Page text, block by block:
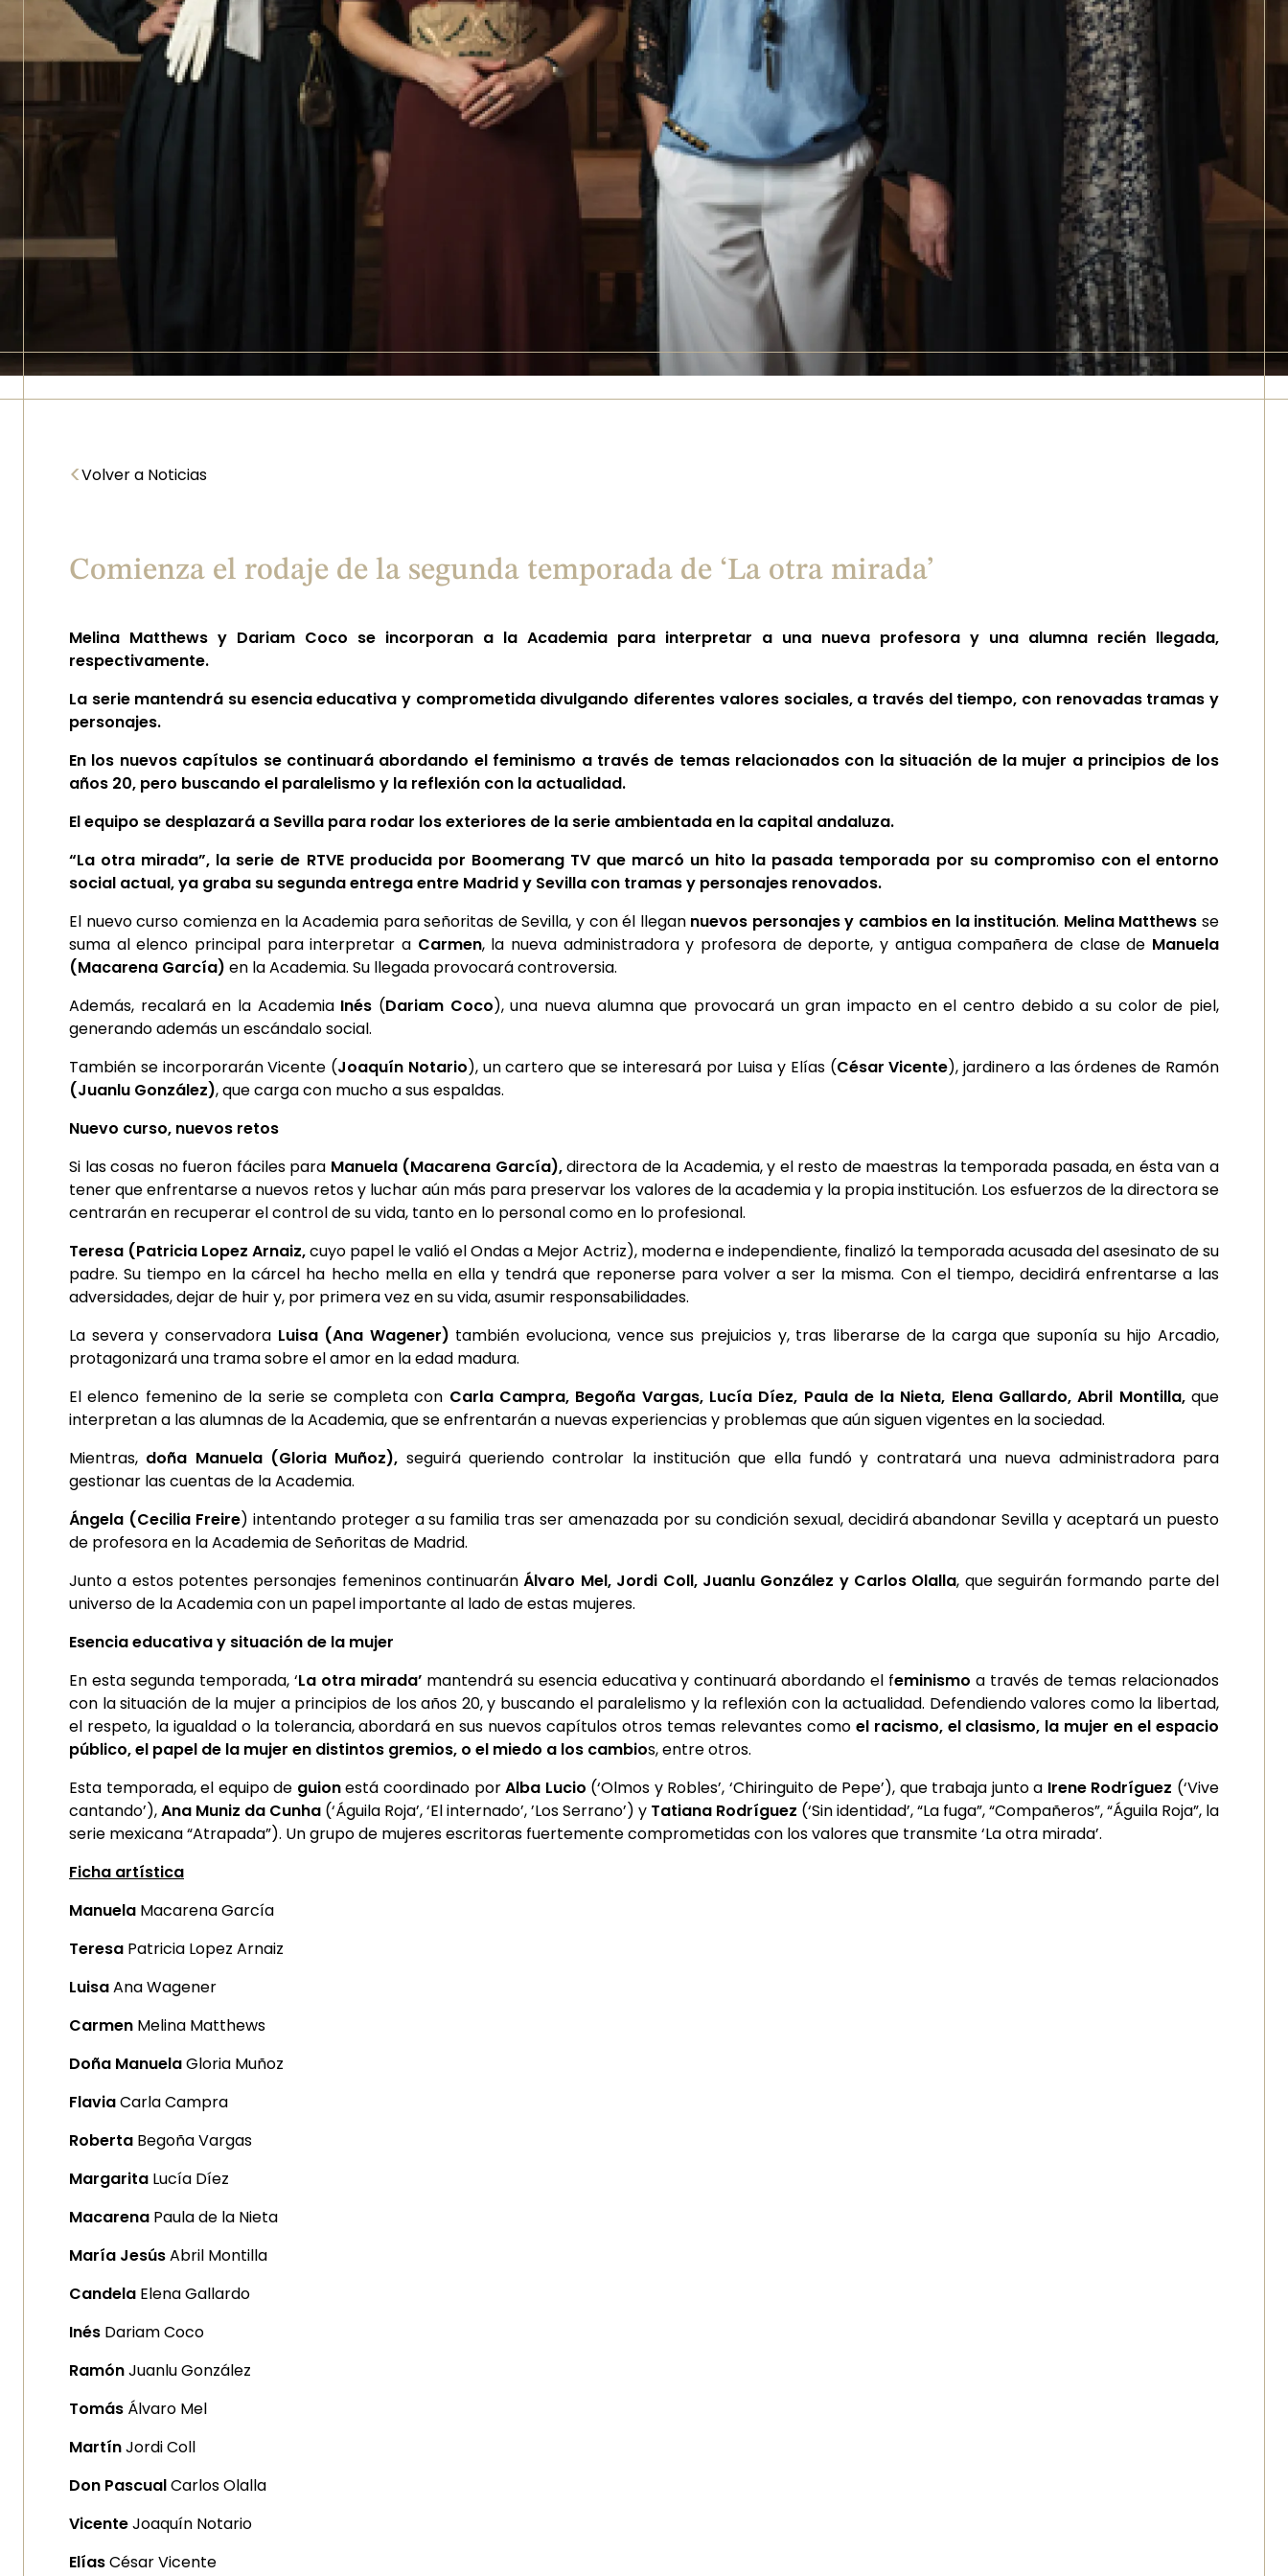
<Volver a Noticias
Comienza el rodaje de la segunda temporada de ‘La otra mirada’
Melina Matthews y Dariam Coco se incorporan a la Academia para interpretar a una nueva profesora y una alumna recién llegada,
respectivamente.
La serie mantendrá su esencia educativa y comprometida divulgando diferentes valores sociales, a través del tiempo, con renovadas tramas y
personajes.
En los nuevos capítulos se continuará abordando el feminismo a través de temas relacionados con la situación de la mujer a principios de los
años 20, pero buscando el paralelismo y la reflexión con la actualidad.
El equipo se desplazará a Sevilla para rodar los exteriores de la serie ambientada en la capital andaluza.
“La otra mirada”, la serie de RTVE producida por Boomerang TV que marcó un hito la pasada temporada por su compromiso con el entorno
social actual, ya graba su segunda entrega entre Madrid y Sevilla con tramas y personajes renovados.
El nuevo curso comienza en la Academia para señoritas de Sevilla, y con él llegan nuevos personajes y cambios en la institución. Melina Matthewsse
suma al elenco principal para interpretar a Carmen, la nueva administradora y profesora de deporte, y antigua compañera de clase de Manuela
(Macarena García) en la Academia. Su llegada provocará controversia.
Además, recalará en la Academia Inés (Dariam Coco), una nueva alumna que provocará un gran impacto en el centro debido a su color de piel,
generando además un escándalo social.
También se incorporarán Vicente (Joaquín Notario), un cartero que se interesará por Luisa y Elías (César Vicente), jardinero a las órdenes de Ramón
(Juanlu González), que carga con mucho a sus espaldas.
Nuevo curso, nuevos retos
Si las cosas no fueron fáciles para Manuela (Macarena García),directora de la Academia, y el resto de maestras la temporada pasada, en ésta van a
tener que enfrentarse a nuevos retos y luchar aún más para preservar los valores de la academia y la propia institución. Los esfuerzos de la directora se
centrarán en recuperar el control de su vida, tanto en lo personal como en lo profesional.
Teresa (Patricia Lopez Arnaiz,cuyo papel le valió el Ondas a Mejor Actriz), moderna e independiente, finalizó la temporada acusada del asesinato de su
padre. Su tiempo en la cárcel ha hecho mella en ella y tendrá que reponerse para volver a ser la misma. Con el tiempo, decidirá enfrentarse a las
adversidades, dejar de huir y, por primera vez en su vida, asumir responsabilidades.
La severa y conservadora Luisa (Ana Wagener) también evoluciona, vence sus prejuicios y, tras liberarse de la carga que suponía su hijo Arcadio,
protagonizará una trama sobre el amor en la edad madura.
El elenco femenino de la serie se completa con Carla Campra, Begoña Vargas, Lucía Díez, Paula de la Nieta, Elena Gallardo, Abril Montilla,que
interpretan a las alumnas de la Academia, que se enfrentarán a nuevas experiencias y problemas que aún siguen vigentes en la sociedad.
Mientras, doña Manuela (Gloria Muñoz), seguirá queriendo controlar la institución que ella fundó y contratará una nueva administradora para
gestionar las cuentas de la Academia.
Ángela (Cecilia Freire) intentando proteger a su familia tras ser amenazada por su condición sexual, decidirá abandonar Sevilla y aceptará un puesto
de profesora en la Academia de Señoritas de Madrid.
Junto a estos potentes personajes femeninos continuaránÁlvaro Mel, Jordi Coll, Juanlu González y Carlos Olalla, que seguirán formando parte del
universo de la Academia con un papel importante al lado de estas mujeres.
Esencia educativa y situación de la mujer
En esta segunda temporada, ‘La otra mirada’mantendrá su esencia educativa y continuará abordando el feminismo a través de temas relacionados
con la situación de la mujer a principios de los años 20, y buscando el paralelismo y la reflexión con la actualidad. Defendiendo valores como la libertad,
el respeto, la igualdad o la tolerancia, abordará en sus nuevos capítulos otros temas relevantes como el racismo, el clasismo, la mujer en el espacio
público, el papel de la mujer en distintos gremios, o el miedo a los cambios, entre otros.
Esta temporada, el equipo de guionestá coordinado porAlba Lucio (‘Olmos y Robles’, ‘Chiringuito de Pepe’), que trabaja junto a Irene Rodríguez (‘Vive
cantando’),Ana Muniz da Cunha (‘Águila Roja’, ‘El internado’, ’Los Serrano’) y Tatiana Rodríguez (‘Sin identidad’, “La fuga”, “Compañeros”, “Águila Roja”, la
serie mexicana “Atrapada”). Un grupo de mujeres escritoras fuertemente comprometidas con los valores que transmite ‘La otra mirada’.
Ficha artística
Manuela Macarena García
Teresa Patricia Lopez Arnaiz
LuisaAna Wagener
Carmen Melina Matthews
Doña ManuelaGloria Muñoz
FlaviaCarla Campra
Roberta Begoña Vargas
Margarita Lucía Díez
Macarena Paula de la Nieta
María JesúsAbril Montilla
Candela Elena Gallardo
Inés Dariam Coco
RamónJuanlu González
Tomás Álvaro Mel
MartínJordi Coll
Don PascualCarlos Olalla
VicenteJoaquín Notario
ElíasCésar Vicente